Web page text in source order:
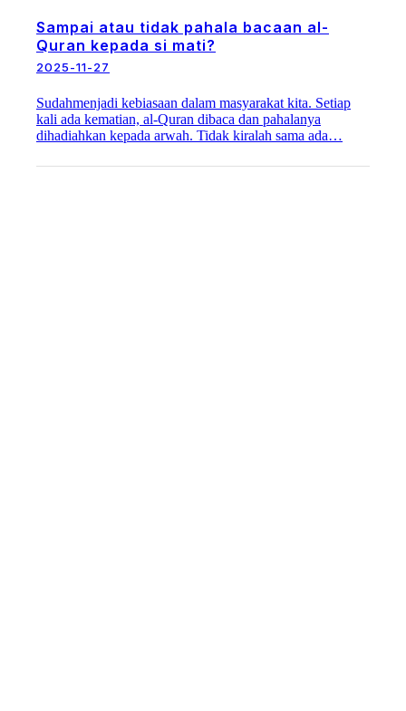
Sampai atau tidak pahala bacaan al-
Quran kepada si mati?
2025-11-27
Sudahmenjadi kebiasaan dalam masyarakat kita. Setiap
kali ada kematian, al-Quran dibaca dan pahalanya
dihadiahkan kepada arwah. Tidak kiralah sama ada…